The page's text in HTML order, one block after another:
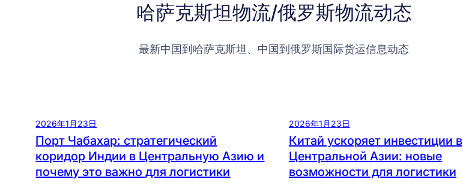
哈萨克斯坦物流/俄罗斯物流动态
最新中国到哈萨克斯坦、中国到俄罗斯国际货运信息动态
2026年1月23日
Порт Чабахар: стратегический
коридор Индии в Центральную Азию и
почему это важно для логистики
2026年1月23日
Китай ускоряет инвестиции в
Центральной Азии: новые
возможности для логистики